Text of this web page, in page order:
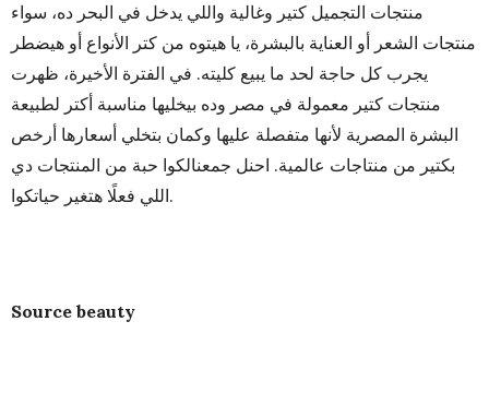
منتجات التجميل كتير وغالية واللي يدخل في البحر ده، سواء
منتجات الشعر أو العناية بالبشرة، يا هيتوه من كتر الأنواع أو هيضطر
يجرب كل حاجة لحد ما يبيع كليته. في الفترة الأخيرة، ظهرت
منتجات كتير معمولة في مصر وده بيخليها مناسبة أكتر لطبيعة
البشرة المصرية لأنها متفصلة عليها وكمان بتخلي أسعارها أرخص
بكتير من منتاجات عالمية. احنل جمعنالكوا حبة من المنتجات دي
اللي فعلًا هتغير حياتكوا.
Source beauty